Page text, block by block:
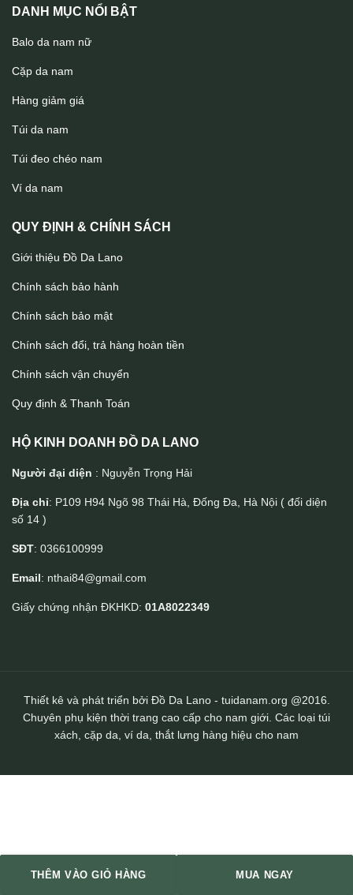
THÊM VÀO GIỎ HÀNG MUA NGAY
Ví dài da bò kiểu dáng thời trang VCTN069
DANH MỤC NỔI BẬT
Balo da nam nữ
Cặp da nam
Hàng giảm giá
Túi da nam
Túi đeo chéo nam
Ví da nam
QUY ĐỊNH & CHÍNH SÁCH
Giới thiệu Đồ Da Lano
Chính sách bảo hành
Chính sách bảo mật
Chính sách đổi, trả hàng hoàn tiền
Chính sách vận chuyển
Quy định & Thanh Toán
HỘ KINH DOANH ĐỒ DA LANO
Người đại diện : Nguyễn Trọng Hải
Địa chỉ: P109 H94 Ngõ 98 Thái Hà, Đống Đa, Hà Nội ( đối diện
số 14 )
SĐT: 0366100999
Email: nthai84@gmail.com
Giấy chứng nhận ĐKHKD: 01A8022349
Thiết kê và phát triển bởi Đồ Da Lano - tuidanam.org @2016.
Chuyên phụ kiện thời trang cao cấp cho nam giới. Các loại túi
xách, cặp da, ví da, thắt lưng hàng hiệu cho nam